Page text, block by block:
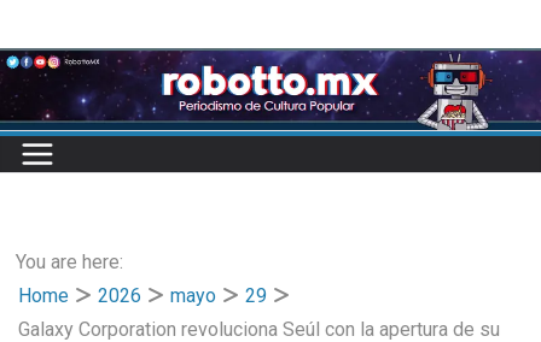
to
content
You are here:
Home
2026 mayo
29
Galaxy Corporation revoluciona Seúl con la apertura de su